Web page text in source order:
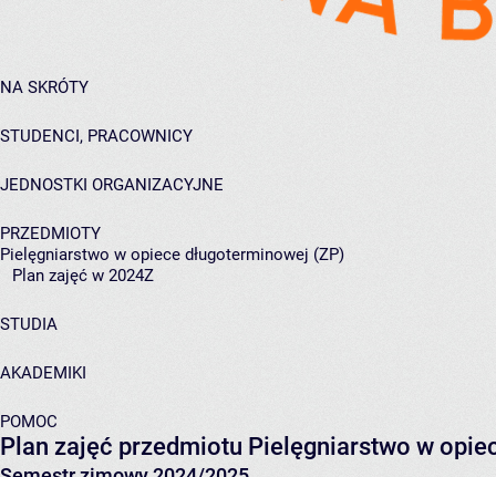
NA SKRÓTY
STUDENCI, PRACOWNICY
JEDNOSTKI ORGANIZACYJNE
PRZEDMIOTY
Pielęgniarstwo w opiece długoterminowej (ZP)
Plan zajęć w 2024Z
STUDIA
AKADEMIKI
POMOC
Plan zajęć przedmiotu Pielęgniarstwo w